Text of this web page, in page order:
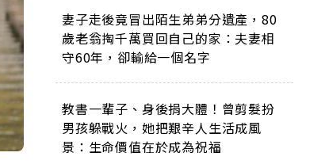
妻子走後竟冒出陌生弟弟分遺產，80
歲老翁掏千萬買回自己的家：夫妻相
守60年，卻輸給一個名字
教書一輩子、身後捐大體！曾剪髮扮
男孩躲戰火，她把艱辛人生活成風
景：生命價值在於成為祝福